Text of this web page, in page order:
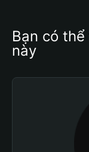
Bạn có
này